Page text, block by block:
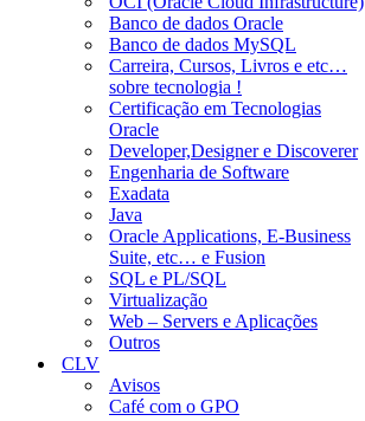
Banco de dados Oracle
Banco de dados MySQL
Carreira, Cursos, Livros e etc…
sobre tecnologia !
Certificação em Tecnologias
Oracle
Developer,Designer e Discoverer
Engenharia de Software
Exadata
Java
Oracle Applications, E-Business
Suite, etc… e Fusion
SQL e PL/SQL
Virtualização
Web – Servers e Aplicações
Outros
CLV
Avisos
Café com o GPO